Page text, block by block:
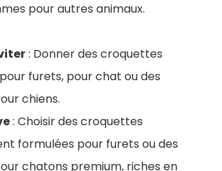
pour autres animaux.
: Donner des croquettes
furets, pour chat ou des
chiens.
: Choisir des croquettes
formulées pour furets ou des
chatons premium, riches en